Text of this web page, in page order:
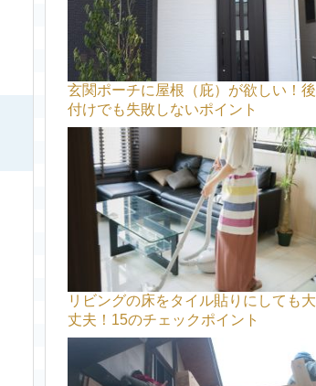
玄関ポーチに屋根（庇）が欲しい！後
付けでも失敗しないポイント
リビングの床をタイル貼りにしても大
丈夫！15のチェックポイント